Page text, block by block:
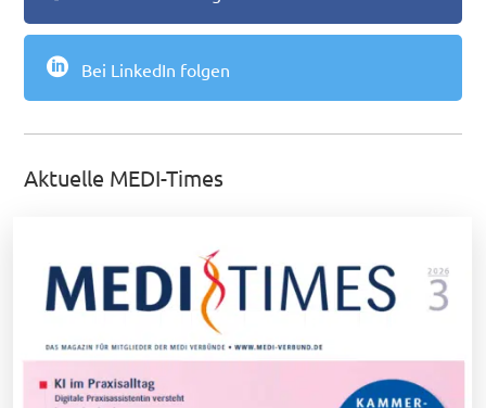
 Bei LinkedIn folgen
Aktuelle MEDI-Times